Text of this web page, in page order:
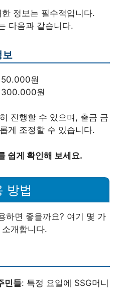
정보는 필수적입니다.
다음과 같습니다.
보
원
원
진행할 수 있으며, 출금 금
게 조정할 수 있습니다.
쉽게 확인해 보세요.
방법
하면 좋을까요? 여기 몇 가
개합니다.
민들: 특정 요일에 SSG머니